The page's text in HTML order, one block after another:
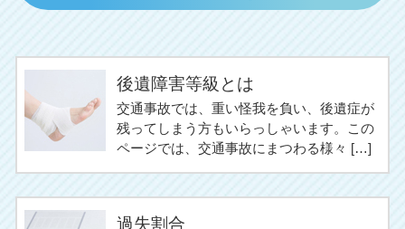
後遺障害等級とは
交通事故では、重い怪我を負い、後遺症が
残ってしまう方もいらっしゃいます。この
ページでは、交通事故にまつわる様々 […]
過失割合